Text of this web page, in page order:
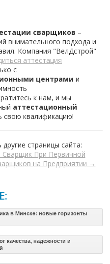
сварщиков –
внимательного подхода и
Компания "ВелДстрой"
аттестация
с
центрами и
к нам, и мы
аттестационный
свою квалификацию!
страницы сайта:
При Первичной
на Предприятии →
в Минске: новые горизонты
качества, надежности и